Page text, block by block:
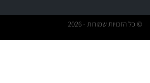
© כל הזכויות שמורות - 2026